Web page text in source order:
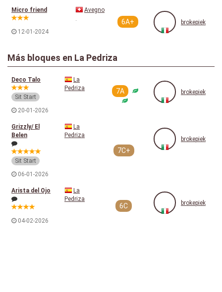
Micro friend
12-01-2024
Avegno
. 6A+ brokepiek
Más bloques en La Pedriza
Deco Talo
Sit Start
20-01-2026
La
Pedriza
7A brokepiek
Grizzly/ El
Belen
Sit Start
06-01-2026
La
Pedriza
7C+
brokepiek
Arista del Ojo
04-02-2026
La
Pedriza
6C brokepiek